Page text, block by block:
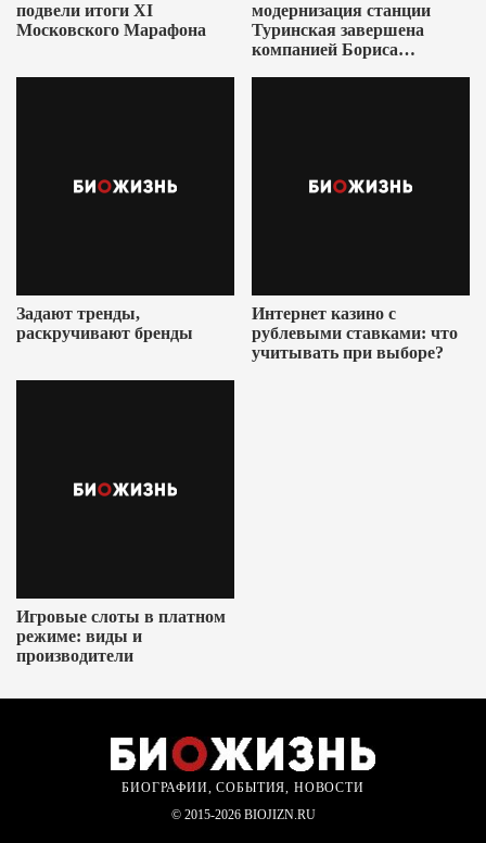
подвели итоги XI
Московского Марафона
модернизация станции
Туринская завершена
компанией Бориса
Задают тренды,
раскручивают бренды
Интернет казино с
рублевыми ставками: что
учитывать при выборе?
Игровые слоты в платном
режиме: виды и
производители
БИОГРАФИИ, СОБЫТИЯ, НОВОСТИ
© 2015-2026 BIOJIZN.RU